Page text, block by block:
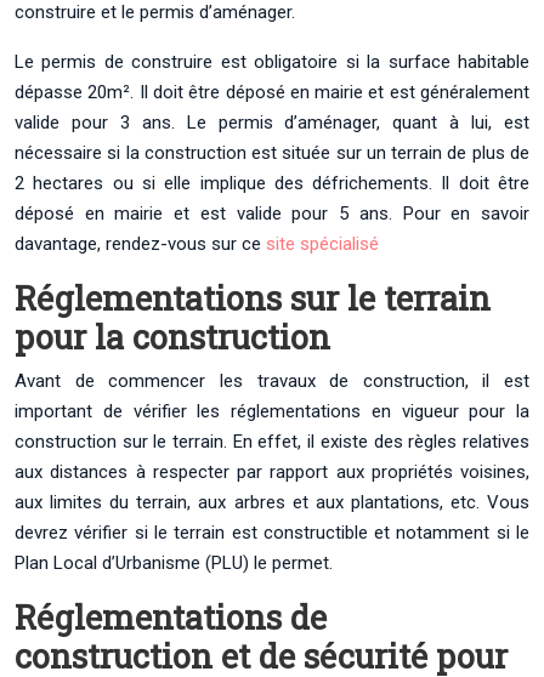
construire et le permis d’aménager.
Le permis de construire est obligatoire si la surface habitable
dépasse 20m². Il doit être déposé en mairie et est généralement
valide pour 3 ans. Le permis d’aménager, quant à lui, est
nécessaire si la construction est située sur un terrain de plus de
2 hectares ou si elle implique des défrichements. Il doit être
déposé en mairie et est valide pour 5 ans. Pour en savoir
davantage, rendez-vous sur ce site spécialisé
Réglementations sur le terrain
pour la construction
Avant de commencer les travaux de construction, il est
important de vérifier les réglementations en vigueur pour la
construction sur le terrain. En effet, il existe des règles relatives
aux distances à respecter par rapport aux propriétés voisines,
aux limites du terrain, aux arbres et aux plantations, etc. Vous
devrez vérifier si le terrain est constructible et notamment si le
Plan Local d’Urbanisme (PLU) le permet.
Réglementations de
construction et de sécurité pour